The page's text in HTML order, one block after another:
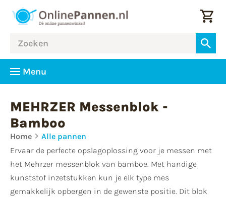
Menu
MEHRZER Messenblok -
Bamboo
Home
Alle pannen
Ervaar de perfecte opslagoplossing voor je messen met
het Mehrzer messenblok van bamboe. Met handige
kunststof inzetstukken kun je elk type mes
gemakkelijk opbergen in de gewenste positie. Dit blok